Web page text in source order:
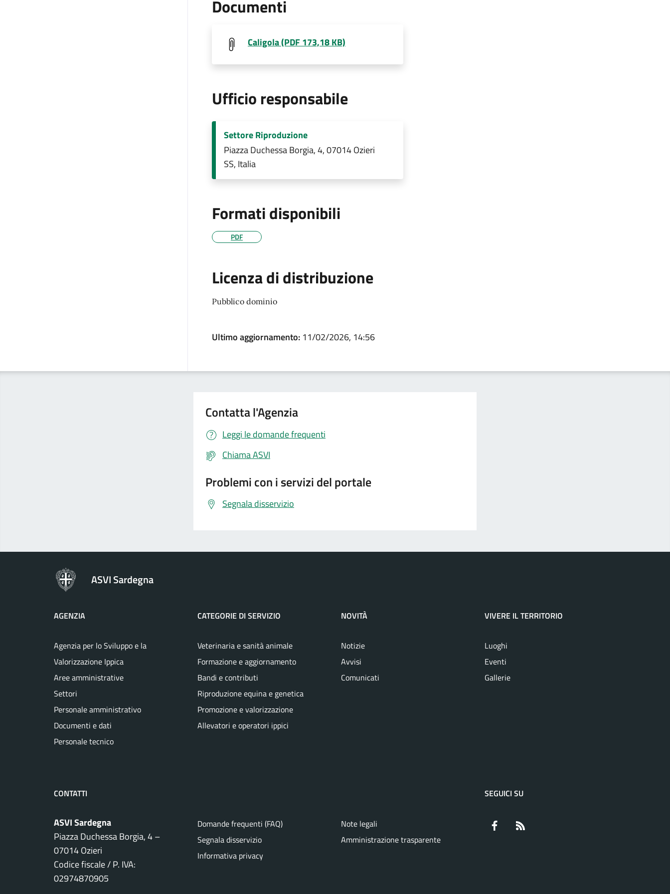
Documenti
Caligola (PDF 173,18 KB)
Ufficio responsabile
Settore Riproduzione
Piazza Duchessa Borgia, 4, 07014 Ozieri
SS, Italia
Formati disponibili
PDF
Licenza di distribuzione
Pubblico dominio
Ultimo aggiornamento: 11/02/2026, 14:56
Contatta l'Agenzia
Leggi le domande frequenti
Chiama ASVI
Problemi con i servizi del portale
Segnala disservizio
ASVI Sardegna
AGENZIA
Agenzia per lo Sviluppo e la
Valorizzazione Ippica
Aree amministrative
Settori
Personale amministrativo
Documenti e dati
Personale tecnico
CATEGORIE DI SERVIZIO
Veterinaria e sanità animale
Formazione e aggiornamento
Bandi e contributi
Riproduzione equina e genetica
Promozione e valorizzazione
Allevatori e operatori ippici
NOVITÀ
Notizie
Avvisi
Comunicati
VIVERE IL TERRITORIO
Luoghi
Eventi
Gallerie
CONTATTI
ASVI Sardegna
Piazza Duchessa Borgia, 4 –
07014 Ozieri
Codice fiscale / P. IVA:
02974870905
Domande frequenti (FAQ)
Segnala disservizio
Informativa privacy
Note legali
Amministrazione trasparente
SEGUICI SU
Facebook